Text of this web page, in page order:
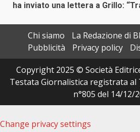
ha inviato una lettera a Grillo:
Chi siamo
La Redazione di
Pubblicità
Privacy policy
Copyright 2025 © Società
Testata Giornalistica registrata al
n°805 del 14/12/
Change privacy settings